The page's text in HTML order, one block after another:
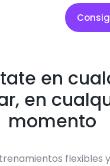
en
en
momento
flexibles